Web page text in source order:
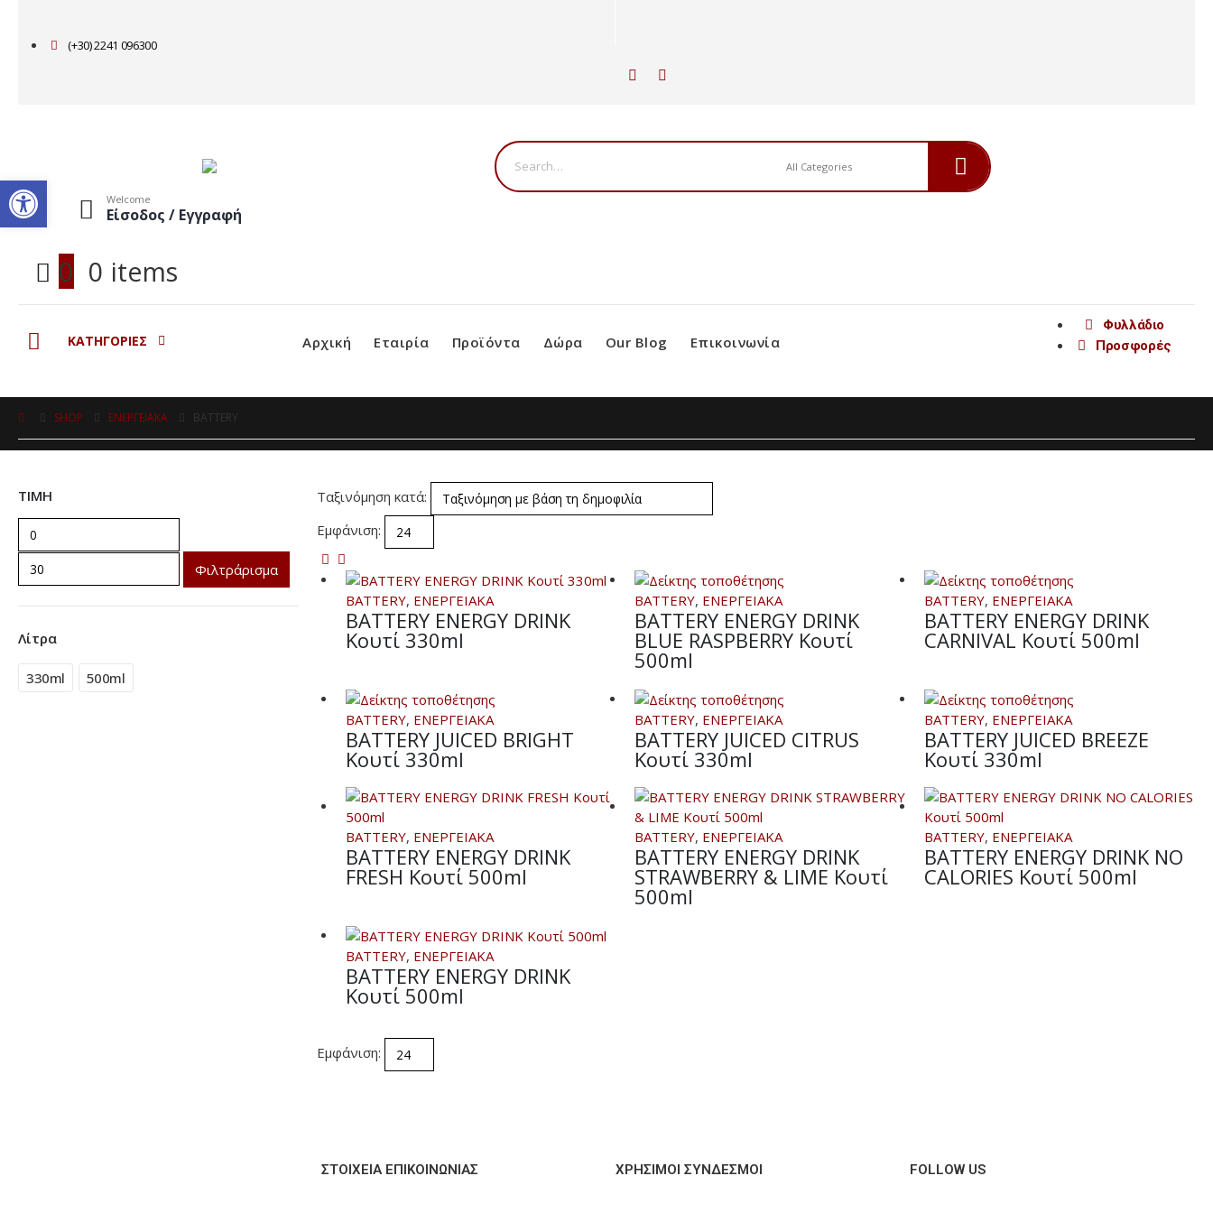
(+30) 2241 096300
Welcome
Είσοδος / Εγγραφή
0 0 items
ΚΑΤΗΓΟΡΙΕΣ Αρχική Εταιρία Προϊόντα Δώρα Our Blog Επικοινωνία
Φυλλάδιο
Προσφορές
SHOP ΕΝΕΡΓΕΙΑΚΑ BATTERY
Ταξινόμηση κατά:
Εμφάνιση:
BATTERY, ΕΝΕΡΓΕΙΑΚΑ
BATTERY ENERGY DRINK
Κουτί 330ml
BATTERY, ΕΝΕΡΓΕΙΑΚΑ
BATTERY ENERGY DRINK
BLUE RASPBERRY Κουτί
500ml
BATTERY, ΕΝΕΡΓΕΙΑΚΑ
BATTERY ENERGY DRINK
CARNIVAL Κουτί 500ml
BATTERY, ΕΝΕΡΓΕΙΑΚΑ
BATTERY JUICED BRIGHT
Κουτί 330ml
BATTERY, ΕΝΕΡΓΕΙΑΚΑ
BATTERY JUICED CITRUS
Κουτί 330ml
BATTERY, ΕΝΕΡΓΕΙΑΚΑ
BATTERY JUICED BREEZE
Κουτί 330ml
BATTERY, ΕΝΕΡΓΕΙΑΚΑ
BATTERY ENERGY DRINK
FRESH Κουτί 500ml
BATTERY, ΕΝΕΡΓΕΙΑΚΑ
BATTERY ENERGY DRINK
STRAWBERRY & LIME Κουτί
500ml
BATTERY, ΕΝΕΡΓΕΙΑΚΑ
BATTERY ENERGY DRINK NO
CALORIES Κουτί 500ml
BATTERY, ΕΝΕΡΓΕΙΑΚΑ
BATTERY ENERGY DRINK
Κουτί 500ml
Εμφάνιση:
ΤΙΜΗ
Φιλτράρισμα
Λίτρα
330ml 500ml
ΣΤΟΙΧΕΊΑ ΕΠΙΚΟΙΝΩΝΊΑΣ ΧΡΗΣΙΜΟΙ ΣΥΝΔΕΣΜΟΙ FOLLOW US
Ανοίξτε τη γραμμή εργαλείων